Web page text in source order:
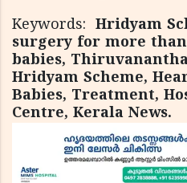
Keywords: Hridyam
surgery for more than
babies,
Hridyam Scheme,
Babies, Treatment,
Centre, Kerala News.